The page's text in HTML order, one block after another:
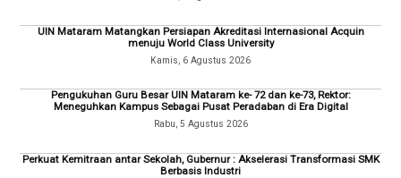
UIN Mataram Matangkan Persiapan Akreditasi Internasional Acquin
menuju World Class University
Kamis, 6 Agustus 2026
Pengukuhan Guru Besar UIN Mataram ke- 72 dan ke-73, Rektor:
Meneguhkan Kampus Sebagai Pusat Peradaban di Era Digital
Rabu, 5 Agustus 2026
Perkuat Kemitraan antar Sekolah, Gubernur : Akselerasi Transformasi SMK
Berbasis Industri